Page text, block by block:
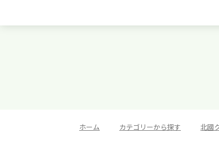
ホーム カテゴリーから探す 北國